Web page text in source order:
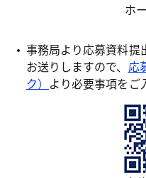
ホ
事務局より応募資料提
お送りしますので、 応
ク） より必要事項をご